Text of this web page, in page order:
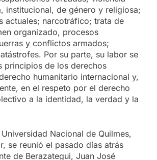
institucional, de género y religiosa;
actuales; narcotráfico; trata de
organizado, procesos
y conflictos armados;
Por su parte, su labor se
principios de los derechos
humanitario internacional y,
en el respeto por el derecho
a la identidad, la verdad y la
Nacional de Quilmes,
se reunió el pasado días atrás
de Berazategui, Juan José